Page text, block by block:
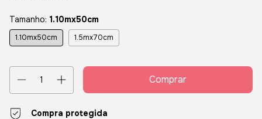
Tamanho: 1.10mx50cm
1.10mx50cm 1.5mx70cm
Compra protegida